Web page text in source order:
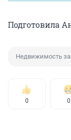
Подготовила
Недвижимость за
0 0